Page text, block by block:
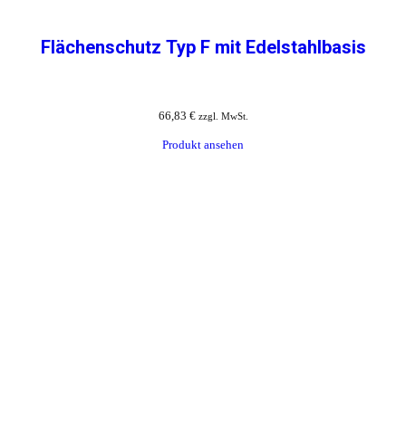
Flächenschutz Typ F mit Edelstahlbasis
66,83 € zzgl. MwSt.
Produkt ansehen